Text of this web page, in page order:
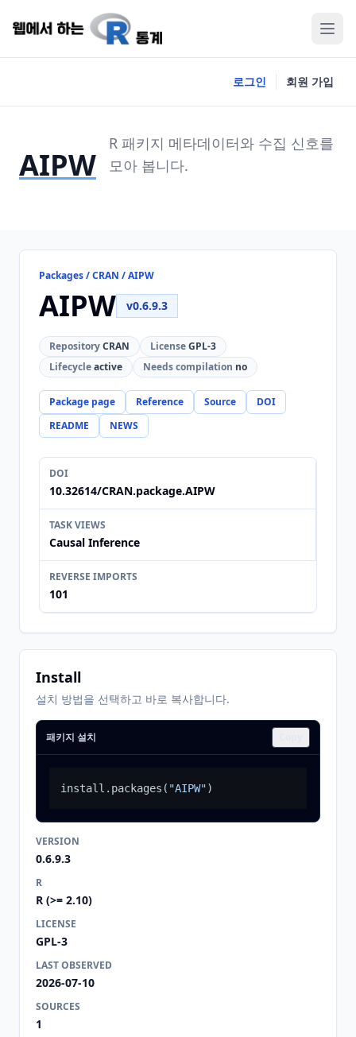
로그인 회원 가입
AIPW
R 패키지 메타데이터와 수집 신호를
모아 봅니다.
Packages / CRAN / AIPW
AIPW v0.6.9.3
RepositoryCRAN LicenseGPL-3
Lifecycleactive Needs compilation no
Package page Reference Source
DOI
README
NEWS
DOI
10.32614/CRAN.package.AIPW
TASK VIEWS
Causal Inference
REVERSE IMPORTS
101
Install
설치 방법을 선택하고 바로 복사합니다.
패키지 설치
install.packages ( "AIPW")
VERSION
0.6.9.3
R
R (>= 2.10)
LICENSE
GPL-3
LAST OBSERVED
2026-07-10
SOURCES
1